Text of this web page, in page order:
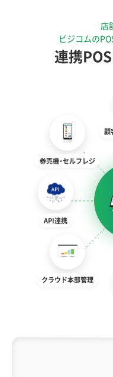
店
ビジコムの
連携
顧
クラウド本部管理
API連携
券売機・セルフレジ